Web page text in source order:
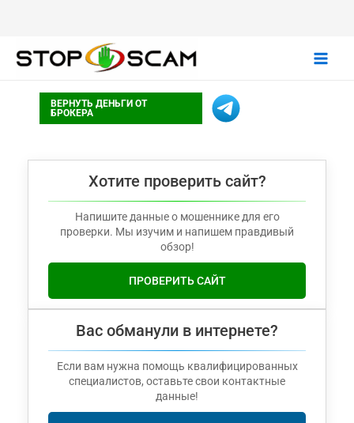
ВЕРНУТЬ ДЕНЬГИ ОТ
БРОКЕРА
Хотите проверить сайт?
Напишите данные о мошеннике для его
проверки. Мы изучим и напишем правдивый
обзор!
ПРОВЕРИТЬ САЙТ
Вас обманули в интернете?
Если вам нужна помощь квалифицированных
специалистов, оставьте свои контактные
данные!